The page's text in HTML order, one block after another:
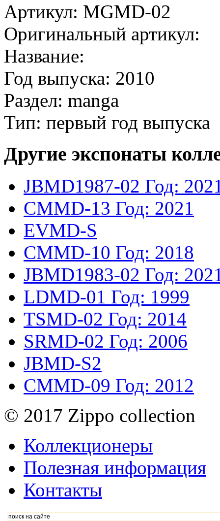
Артикул: MGMD-02
Оригинальный артикул:
Название:
Год выпуска: 2010
Раздел: manga
Тип: первый год выпуска
Другие экспонаты
JBMD1987-02 Год:
CMMD-13 Год: 2021
EVMD-S
CMMD-10 Год: 2018
JBMD1983-02 Год:
LDMD-01 Год: 1999
TSMD-02 Год: 2014
SRMD-02 Год: 2006
JBMD-S2
CMMD-09 Год: 2012
© 2017 Zippo collection
Коллекционеры
Полезная информация
Контакты